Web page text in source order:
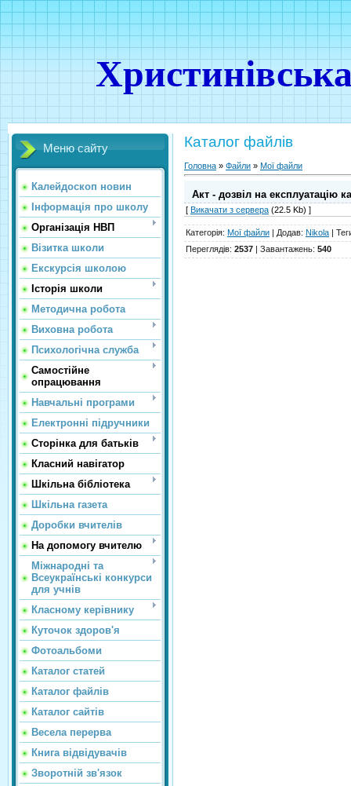
Меню сайту
Калейдоскоп новин
Інформація про школу
Організація НВП
Візитка школи
Екскурсія школою
Історія школи
Методична робота
Виховна робота
Психологічна служба
Самостійне
опрацювання
Навчальні програми
Електронні підручники
Сторінка для батьків
Класний навігатор
Шкільна бібліотека
Шкільна газета
Доробки вчителів
На допомогу вчителю
Міжнародні та
Всеукраїнські конкурси
для учнів
Класному керівнику
Куточок здоров'я
Фотоальбоми
Каталог статей
Каталог файлів
Каталог сайтiв
Весела перерва
Книга відвідувачів
Зворотній зв'язок
Каталог файлів
Головна » Файли » Мої файли
Акт - дозвіл на експлуатацію
[ Викачати з сервера (22.5 Kb) ]
Категорія: Мої файли | Додав: Nikola |
Переглядів: 2537 | Завантажень: 540